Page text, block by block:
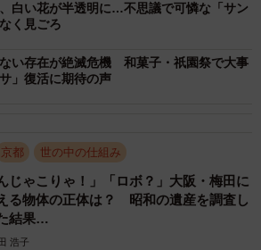
白い花が半透明に…不思議で可憐な「サン
く見ごろ
い存在が絶滅危機 和菓子・祇園祭で大事
」復活に期待の声
京都 世の中の仕組み
じゃこりゃ！」「ロボ？」大阪・梅田に
る物体の正体は？ 昭和の遺産を調査し
結果…
浩子